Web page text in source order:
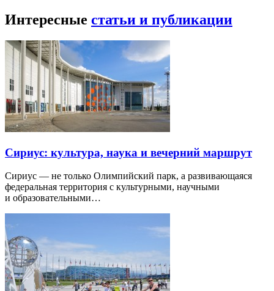
Интересные статьи и публикации
Сириус: культура, наука и вечерний маршрут
Сириус — не только Олимпийский парк, а развивающаяся
федеральная территория с культурными, научными
и образовательными…